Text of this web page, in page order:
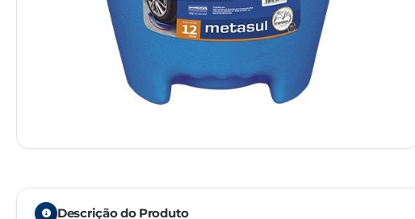
Descrição do Produto